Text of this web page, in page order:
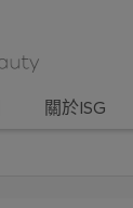
關於ISG